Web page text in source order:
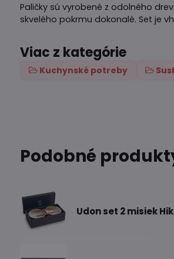
Paličky sú vyrobené z odolného
skvelého pokrmu dokonalé. Set je
Viac z kategórie
Kuchynské potreby
Podobné
Udon set 2 misiek